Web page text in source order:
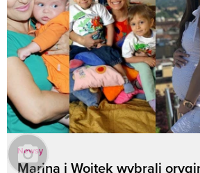
Newsy
Marina i Wojtek wybrali